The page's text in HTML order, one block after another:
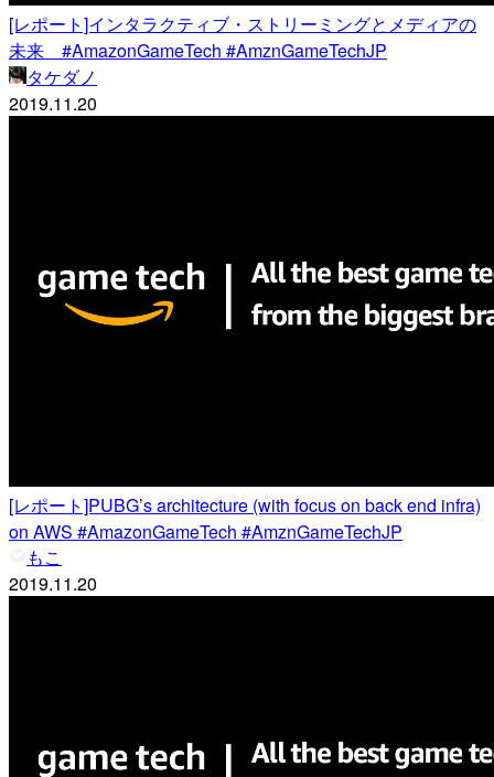
[レポート]インタラクティブ・ストリーミングとメディアの
未来 #AmazonGameTech #AmznGameTechJP
タケダノ
2019.11.20
[レポート]PUBG’s architecture (with focus on back end infra)
on AWS #AmazonGameTech #AmznGameTechJP
もこ
2019.11.20